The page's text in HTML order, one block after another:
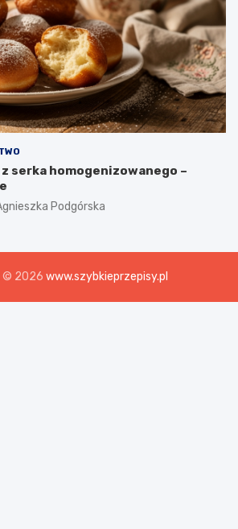
serka homogenizowanego –
Podgórska
© 2026 www.szybkieprzepisy.pl